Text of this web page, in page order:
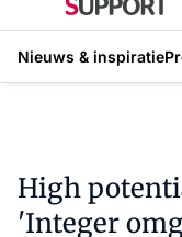
Nieuws & inspiratie
High
'Integer